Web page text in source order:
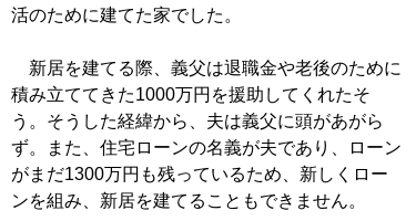
活のために建てた家でした。
新居を建てる際、義父は退職金や老後のために
積み立ててきた1000万円を援助してくれたそ
う。そうした経緯から、夫は義父に頭があがら
ず。また、住宅ローンの名義が夫であり、ローン
がまだ1300万円も残っているため、新しくロー
ンを組み、新居を建てることもできません。